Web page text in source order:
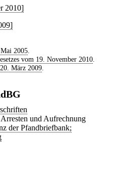
2010]
2005.
vom 19. November 2010.
März 2009.
und Aufrechnung
der Pfandbriefbank;